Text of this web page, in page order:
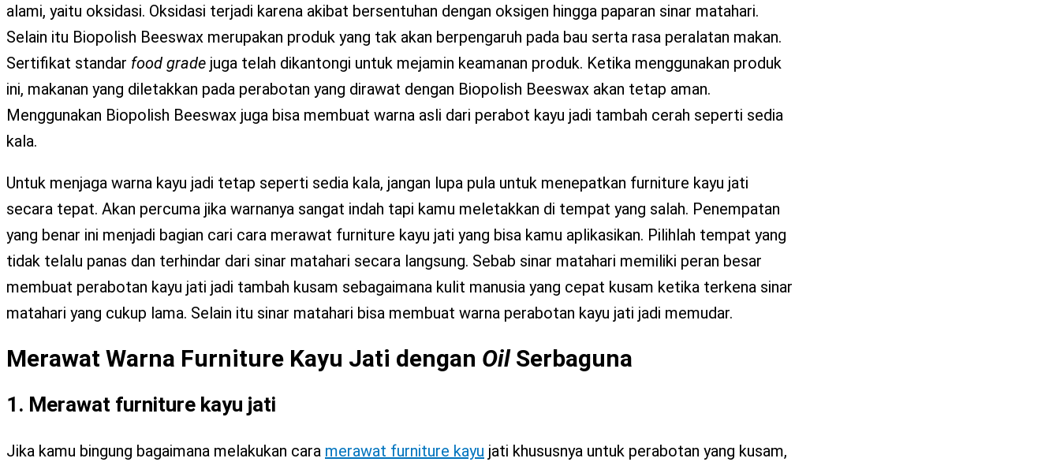
alami, yaitu oksidasi. Oksidasi terjadi karena akibat bersentuhan dengan oksigen hingga paparan sinar matahari.
Selain itu Biopolish Beeswax merupakan produk yang tak akan berpengaruh pada bau serta rasa peralatan makan.
Sertifikat standar food grade juga telah dikantongi untuk mejamin keamanan produk. Ketika menggunakan produk
ini, makanan yang diletakkan pada perabotan yang dirawat dengan Biopolish Beeswax akan tetap aman.
Menggunakan Biopolish Beeswax juga bisa membuat warna asli dari perabot kayu jadi tambah cerah seperti sedia
kala.
Untuk menjaga warna kayu jadi tetap seperti sedia kala, jangan lupa pula untuk menepatkan furniture kayu jati
secara tepat. Akan percuma jika warnanya sangat indah tapi kamu meletakkan di tempat yang salah. Penempatan
yang benar ini menjadi bagian cari cara merawat furniture kayu jati yang bisa kamu aplikasikan. Pilihlah tempat yang
tidak telalu panas dan terhindar dari sinar matahari secara langsung. Sebab sinar matahari memiliki peran besar
membuat perabotan kayu jati jadi tambah kusam sebagaimana kulit manusia yang cepat kusam ketika terkena sinar
matahari yang cukup lama. Selain itu sinar matahari bisa membuat warna perabotan kayu jati jadi memudar.
Merawat Warna Furniture Kayu Jati dengan OilSerbaguna
1. Merawat furniture kayu jati
Jika kamu bingung bagaimana melakukan cara merawat furniture kayu jati khususnya untuk perabotan yang kusam,